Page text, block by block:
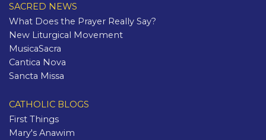
SACRED NEWS
What Does the Prayer Really Say?
New Liturgical Movement
MusicaSacra
Cantica Nova
Sancta Missa
CATHOLIC BLOGS
First Things
Mary's Anawim